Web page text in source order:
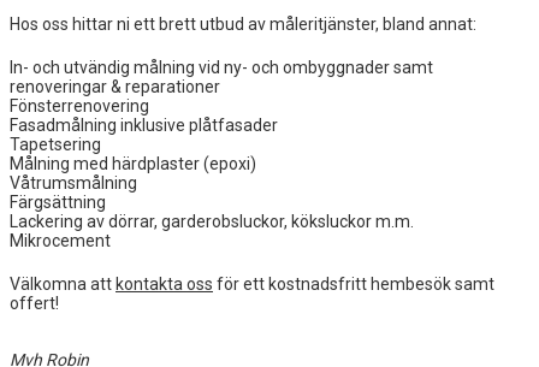
Hos oss hittar ni ett brett utbud av måleritjänster, bland annat:
In- och utvändig målning vid ny- och ombyggnader samt
renoveringar & reparationer
Fönsterrenovering
Fasadmålning inklusive plåtfasader
Tapetsering
Målning med härdplaster (epoxi)
Våtrumsmålning
Färgsättning
Lackering av dörrar, garderobsluckor, köksluckor m.m.
Mikrocement
Välkomna att kontakta oss för ett kostnadsfritt hembesök samt
offert!
Mvh Robin